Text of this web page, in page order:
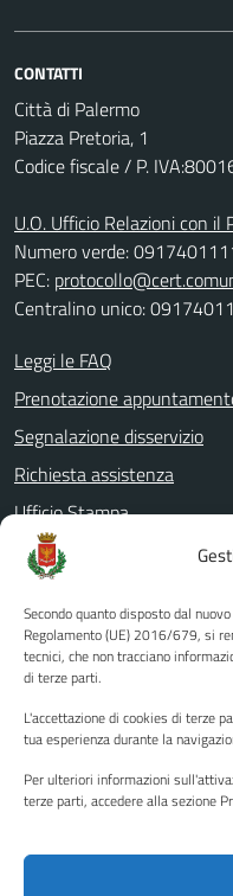
Secondo quanto disposto dal
Regolamento (UE) 2016/679, si
tecnici, che non tracciano
di terze parti.
L'accettazione di cookies di terze
tua esperienza durante la
Per ulteriori informazioni
terze parti, accedere alla sezione
CONTATTI
Città di Palermo
Piazza Pretoria, 1
Codice fiscale / P.
U.O. Ufficio Relazioni con il
Numero verde:
PEC:
Centralino unico:
Leggi le FAQ
Prenotazione
Segnalazione disservizio
Richiesta assistenza
Ufficio Stampa
Amministrazione
Albo pretorio
Informativa privacy
Note legali
Piano di miglioramento del